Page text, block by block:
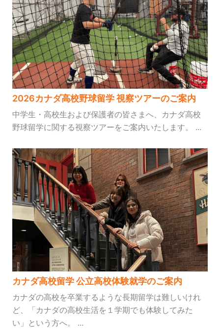
2026カナダ高校野球留学 視察ツアーのご案内
中学生・高校生および保護者の皆さまへ、カナダ高校
野球留学に関する視察ツアーをご案内いたします。 ...
カナダ高校留学 公立高校体験就学のご案内
カナダの高校を卒業するような長期留学は難しいけれ
ど、「カナダの高校生活を１学期でも体験してみた
い」という方へ。 ...